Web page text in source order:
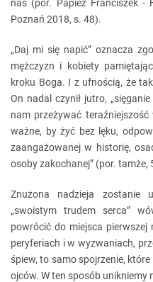
nas (por. Papież Franciszek -
Poznań 2018, s. 48).
„Daj mi się napić” oznacza
mężczyzn i kobiety
kroku Boga. I z ufnością, że
On nadal czynił jutro,
nam przeżywać
ważne, by żyć bez lęku,
zaangażowanej w historię,
osoby zakochanej” (por. tamże,
Znużona nadzieja zostanie
„swoistym trudem serca”
powrócić do miejsca pierwszej
peryferiach i w wyzwaniach,
śpiew, to samo spojrzenie,
ojców. W ten sposób unikniemy